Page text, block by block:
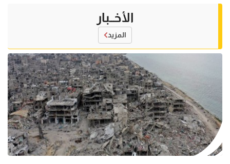
الأخــبار
المزيد